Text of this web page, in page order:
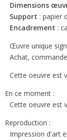
Dimensions
Support : papier
Encadrement :
Œuvre unique
Achat,
Cette oeuvre est
En ce moment :
Cette oeuvre est
Reproduction :
Impression d'art